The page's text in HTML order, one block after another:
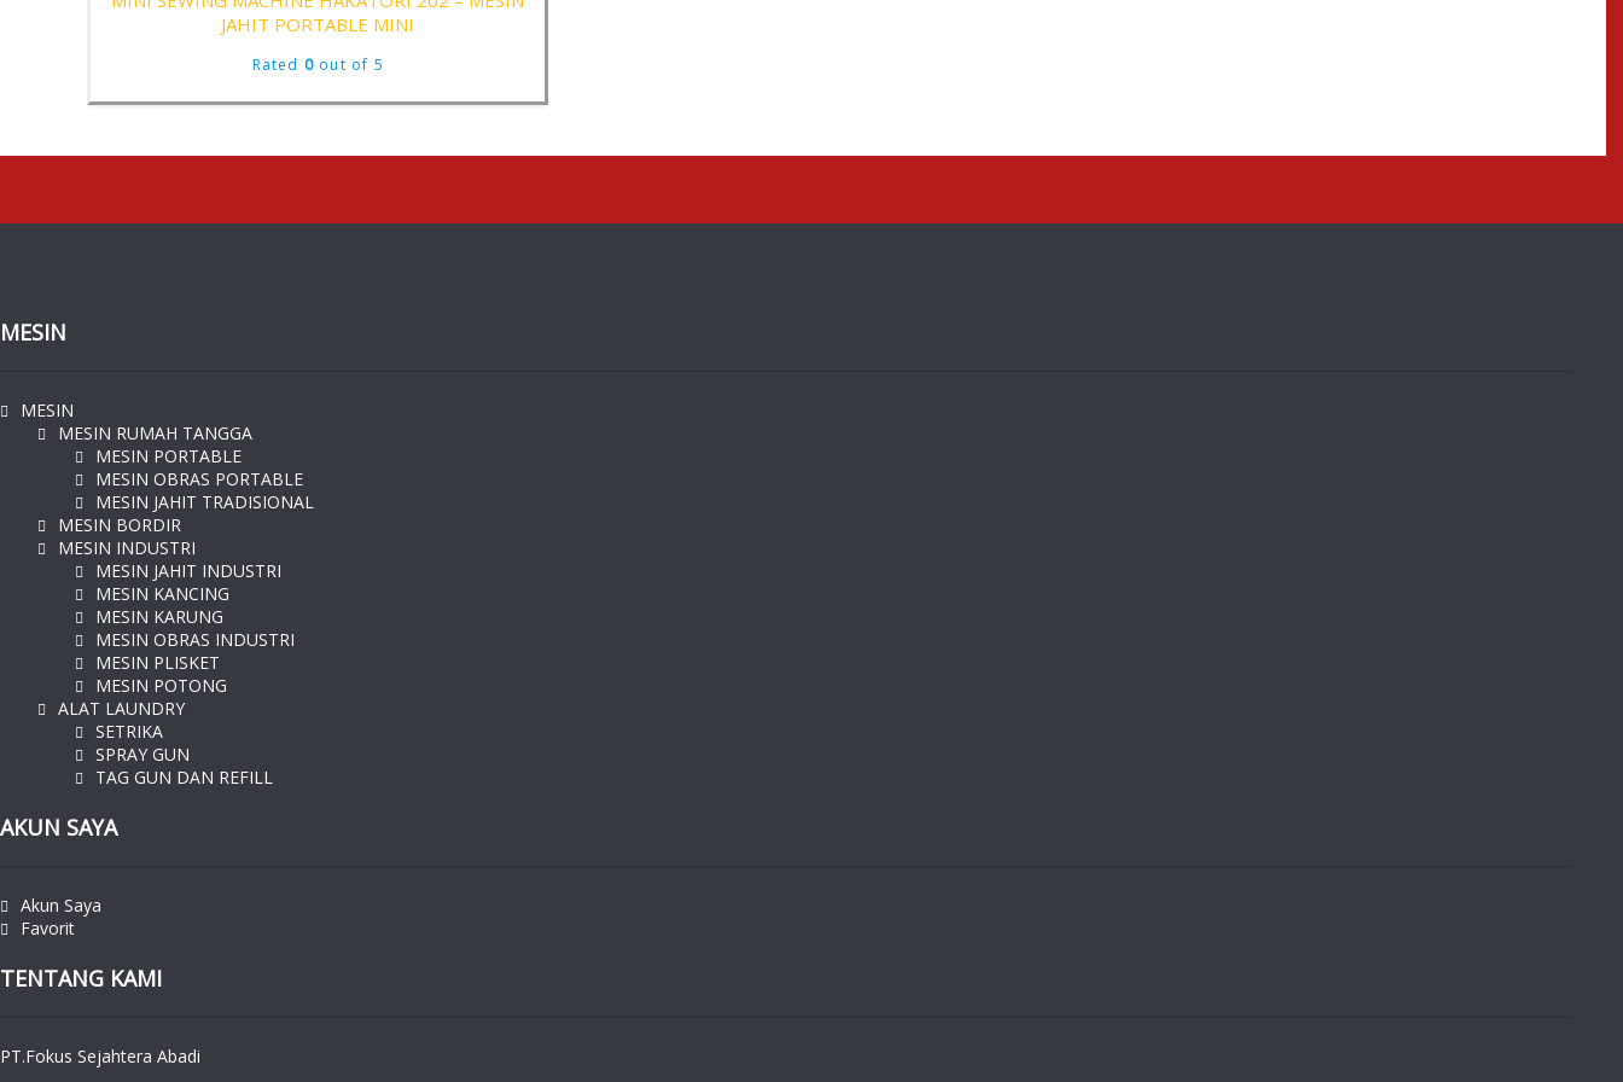
JAHIT PORTABLE MINI
Rated 0out of 5
MESIN
MESIN
MESIN RUMAH TANGGA
MESIN PORTABLE
MESIN OBRAS PORTABLE
MESIN JAHIT TRADISIONAL
MESIN BORDIR
MESIN INDUSTRI
MESIN JAHIT INDUSTRI
MESIN KANCING
MESIN KARUNG
MESIN OBRAS INDUSTRI
MESIN PLISKET
MESIN POTONG
ALAT LAUNDRY
SETRIKA
SPRAY GUN
TAG GUN DAN REFILL
AKUN SAYA
Akun Saya
Favorit
TENTANG KAMI
PT.Fokus Sejahtera Abadi